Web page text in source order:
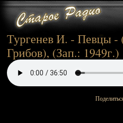
Тургенев И. - Певцы -
Грибов), (Зап.: 1949г.)